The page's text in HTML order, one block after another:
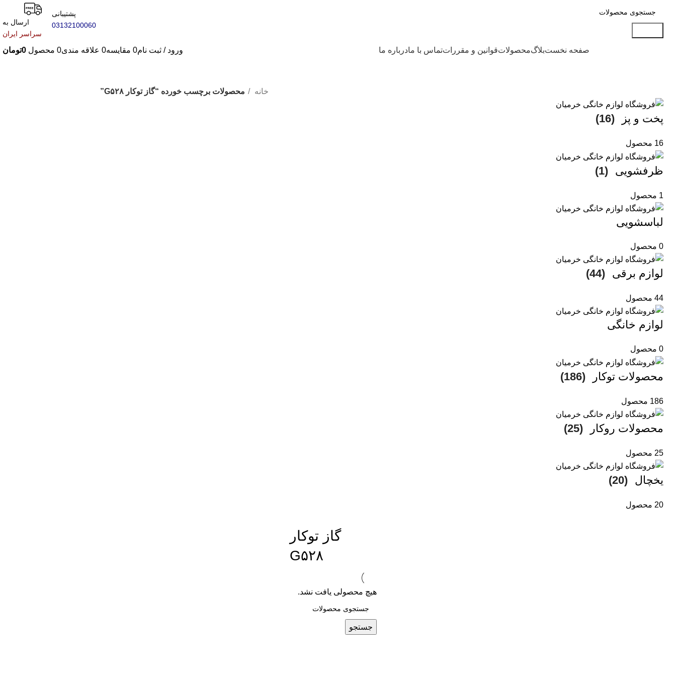
پشتیبانی
03132100060
ارسال به
سراسر ایران
صفحه نخستبلاگمحصولاتقوانین و مقرراتتماس با مادرباره ما ورود / ثبت نام0 مقایسه0 علاقه مندی0 محصول 0تومان
خانه محصولات برچسب خورده “گاز توکار G۵۲۸”
پخت و پز (16)
16 محصول
ظرفشویی (1)
1 محصول
لباسشویی
0 محصول
لوازم برقی (44)
44 محصول
لوازم خانگی
0 محصول
محصولات توکار (186)
186 محصول
محصولات روکار (25)
25 محصول
یخچال (20)
20 محصول
گاز توکار
G۵۲۸
هیچ محصولی یافت نشد.
جستجو